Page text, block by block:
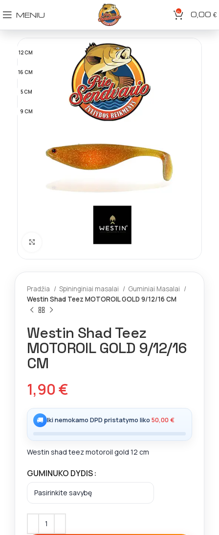
MENIU 0 0,00 €
12 CM
16 CM
5 CM
9 CM
Spustelėkite norėdami padidinti
Pradžia Spininginiai masalai
Guminiai Masalai
Westin Shad Teez MOTOROIL GOLD 9/12/16 CM
Westin Shad Teez
MOTOROIL GOLD 9/12/16
CM
1,90€
🚚 Iki nemokamo DPD pristatymo liko 50,00€
Westin shad teez motoroil gold 12 cm
GUMINUKO DYDIS